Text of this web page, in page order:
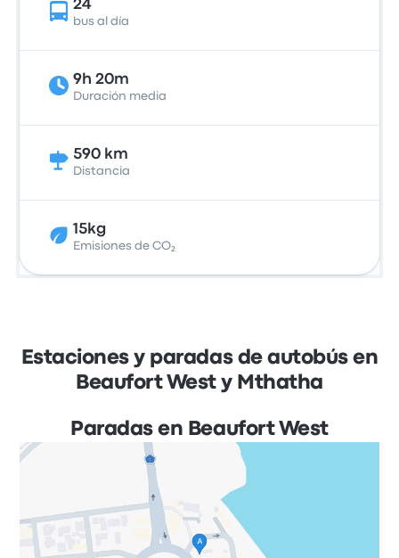
24
bus al día
9h 20m
Duración media
590 km
Distancia
15kg
Emisiones de CO₂
Estaciones y paradas de autobús en
Beaufort West y Mthatha
Paradas en Beaufort West